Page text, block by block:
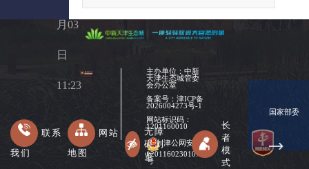
月03
日
11:23
主办单位：中新
天津生态城管委
会办公室
备案号： 津ICP备
2026004273号-1
网站标识码：
1201160010
津公网安备
12011602301078
号
联系
我们
网站
地图
无障
碍浏
览
长
者
模
式
国家部委